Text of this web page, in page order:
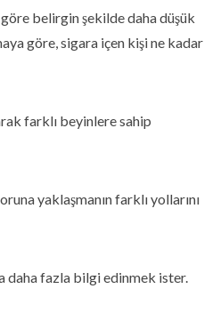
belirgin şekilde daha düşük
göre, sigara içen kişi ne kadar
farklı beyinlere sahip
yaklaşmanın farklı yollarını
daha fazla bilgi edinmek ister.